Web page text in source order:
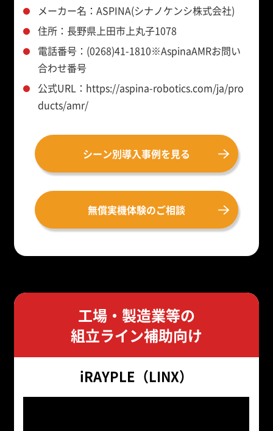
メーカー名：ASPINA(シナノケンシ株式会社)
住所：長野県上田市上丸子1078
電話番号：(0268)41-1810※AspinaAMRお問い
合わせ番号
公式URL：https://aspina-robotics.com/ja/pro
ducts/amr/
シーン別導入事例を見る
無償実機体験のご相談
工場・製造業等の
組立ライン補助向け
iRAYPLE（LINX）